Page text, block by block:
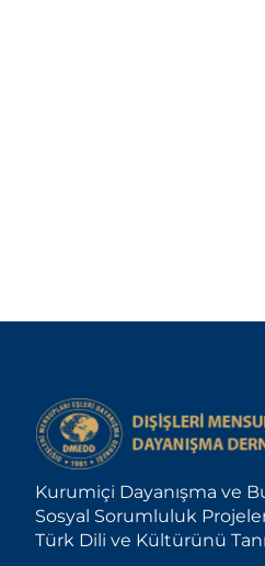
Kurumiçi Dayanışma ve
Sosyal Sorumluluk
Türk Dili ve Kültürünü